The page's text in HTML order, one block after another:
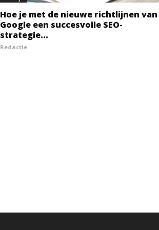
Hoe je met de nieuwe richtlijnen van
Google een succesvolle SEO-
strategie...
Redactie